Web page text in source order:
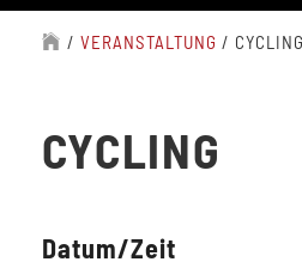
/ VERANSTALTUNG / CYCLING
CYCLING
Datum/Zeit